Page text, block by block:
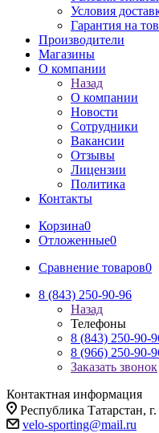
Условия
Гарантия на
Производители
Магазины
О компании
Назад
О компании
Новости
Сотрудники
Вакансии
Отзывы
Лицензии
Политика
Контакты
Корзина0
Отложенные0
Сравнение товаров0
8 (843) 250-90-96
Назад
Телефоны
8 (843) 250-90-
8 (966) 250-90-
Заказать звонок
Контактная информация
Республика Татарстан,
velo-sporting@mail.ru